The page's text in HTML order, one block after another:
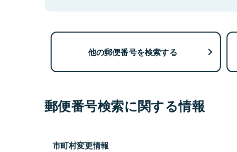
他の郵便番号を検索する
郵便番号検索に関する情報
市町村変更情報